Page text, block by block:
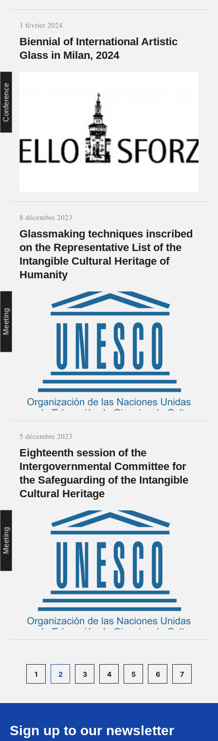
1 février 2024
Biennial of International Artistic
Glass in Milan, 2024
Conference
8 décembre 2023
Glassmaking techniques inscribed
on the Representative List of the
Intangible Cultural Heritage of
Humanity
Meeting
5 décembre 2023
Eighteenth session of the
Intergovernmental Committee for
the Safeguarding of the Intangible
Cultural Heritage
Meeting
1 2 3 4 5 6 7
Sign up to our newsletter